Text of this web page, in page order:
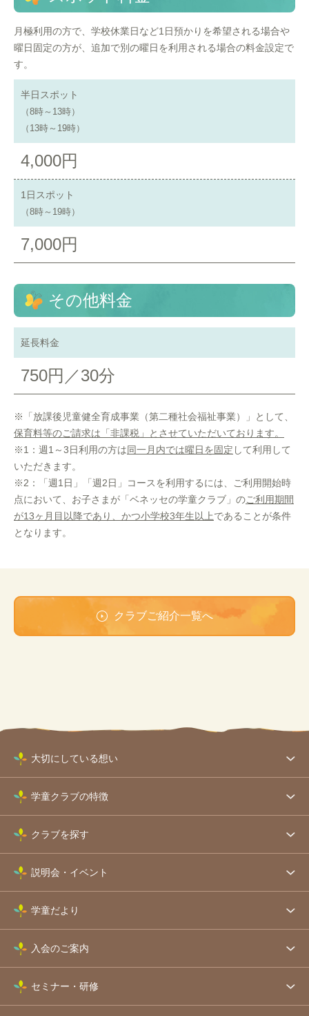
月極利用の方で、学校休業日など1日預かりを希望される場合や
曜日固定の方が、追加で別の曜日を利用される場合の料金設定で
す。
半日スポット
（8時～13時）
（13時～19時）
4,000円
1日スポット
（8時～19時）
7,000円
その他料金
延長料金
750円／30分
※「放課後児童健全育成事業（第二種社会福祉事業）」として、
保育料等のご請求は「非課税」とさせていただいております。
※1：週1～3日利用の方は同一月内では曜日を固定 して利用して
いただきます。
※2：「週1日」「週2日」コースを利用するには、ご利用開始時
点において、お子さまが「ベネッセの学童クラブ」のご利用期間
が13ヶ月目以降であり、かつ小学校3年生以上であることが条件
となります。
クラブご紹介一覧へ
大切にしている想い
学童クラブの特徴
クラブを探す
説明会・イベント
学童だより
入会のご案内
セミナー・研修